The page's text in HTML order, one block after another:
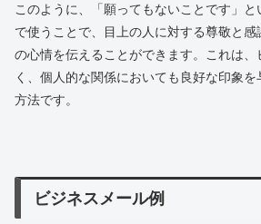
このように、「願ってもないことです」
で使うことで、目上の人に対する尊敬と
の心情を伝えることができます。これは
く、個人的な関係においても良好な印象
方法です。
ビジネスメール例